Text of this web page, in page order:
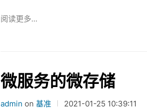
阅读更多...
微服务的微存储
admin on 基准 2021-01-25 10:39:11